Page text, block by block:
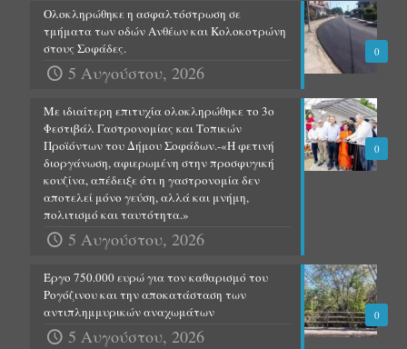
0
Ολοκληρώθηκε η ασφαλτόστρωση σε
τμήματα των οδών Ανθέων και Κολοκοτρώνη
στους Σοφάδες.
5 Αυγούστου, 2026
0
Με ιδιαίτερη επιτυχία ολοκληρώθηκε το 3ο
Φεστιβάλ Γαστρονομίας και Τοπικών
Προϊόντων του Δήμου Σοφάδων.-«Η φετινή
διοργάνωση, αφιερωμένη στην προσφυγική
κουζίνα, απέδειξε ότι η γαστρονομία δεν
αποτελεί μόνο γεύση, αλλά και μνήμη,
πολιτισμό και ταυτότητα.»
5 Αυγούστου, 2026
0
Έργο 750.000 ευρώ για τον καθαρισμό του
Ρογόζινου και την αποκατάσταση των
αντιπλημμυρικών αναχωμάτων
5 Αυγούστου, 2026